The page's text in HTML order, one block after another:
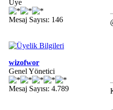
Üye
Mesaj Sayısı: 146
wizofwor
Genel Yönetici
Mesaj Sayısı: 4.789